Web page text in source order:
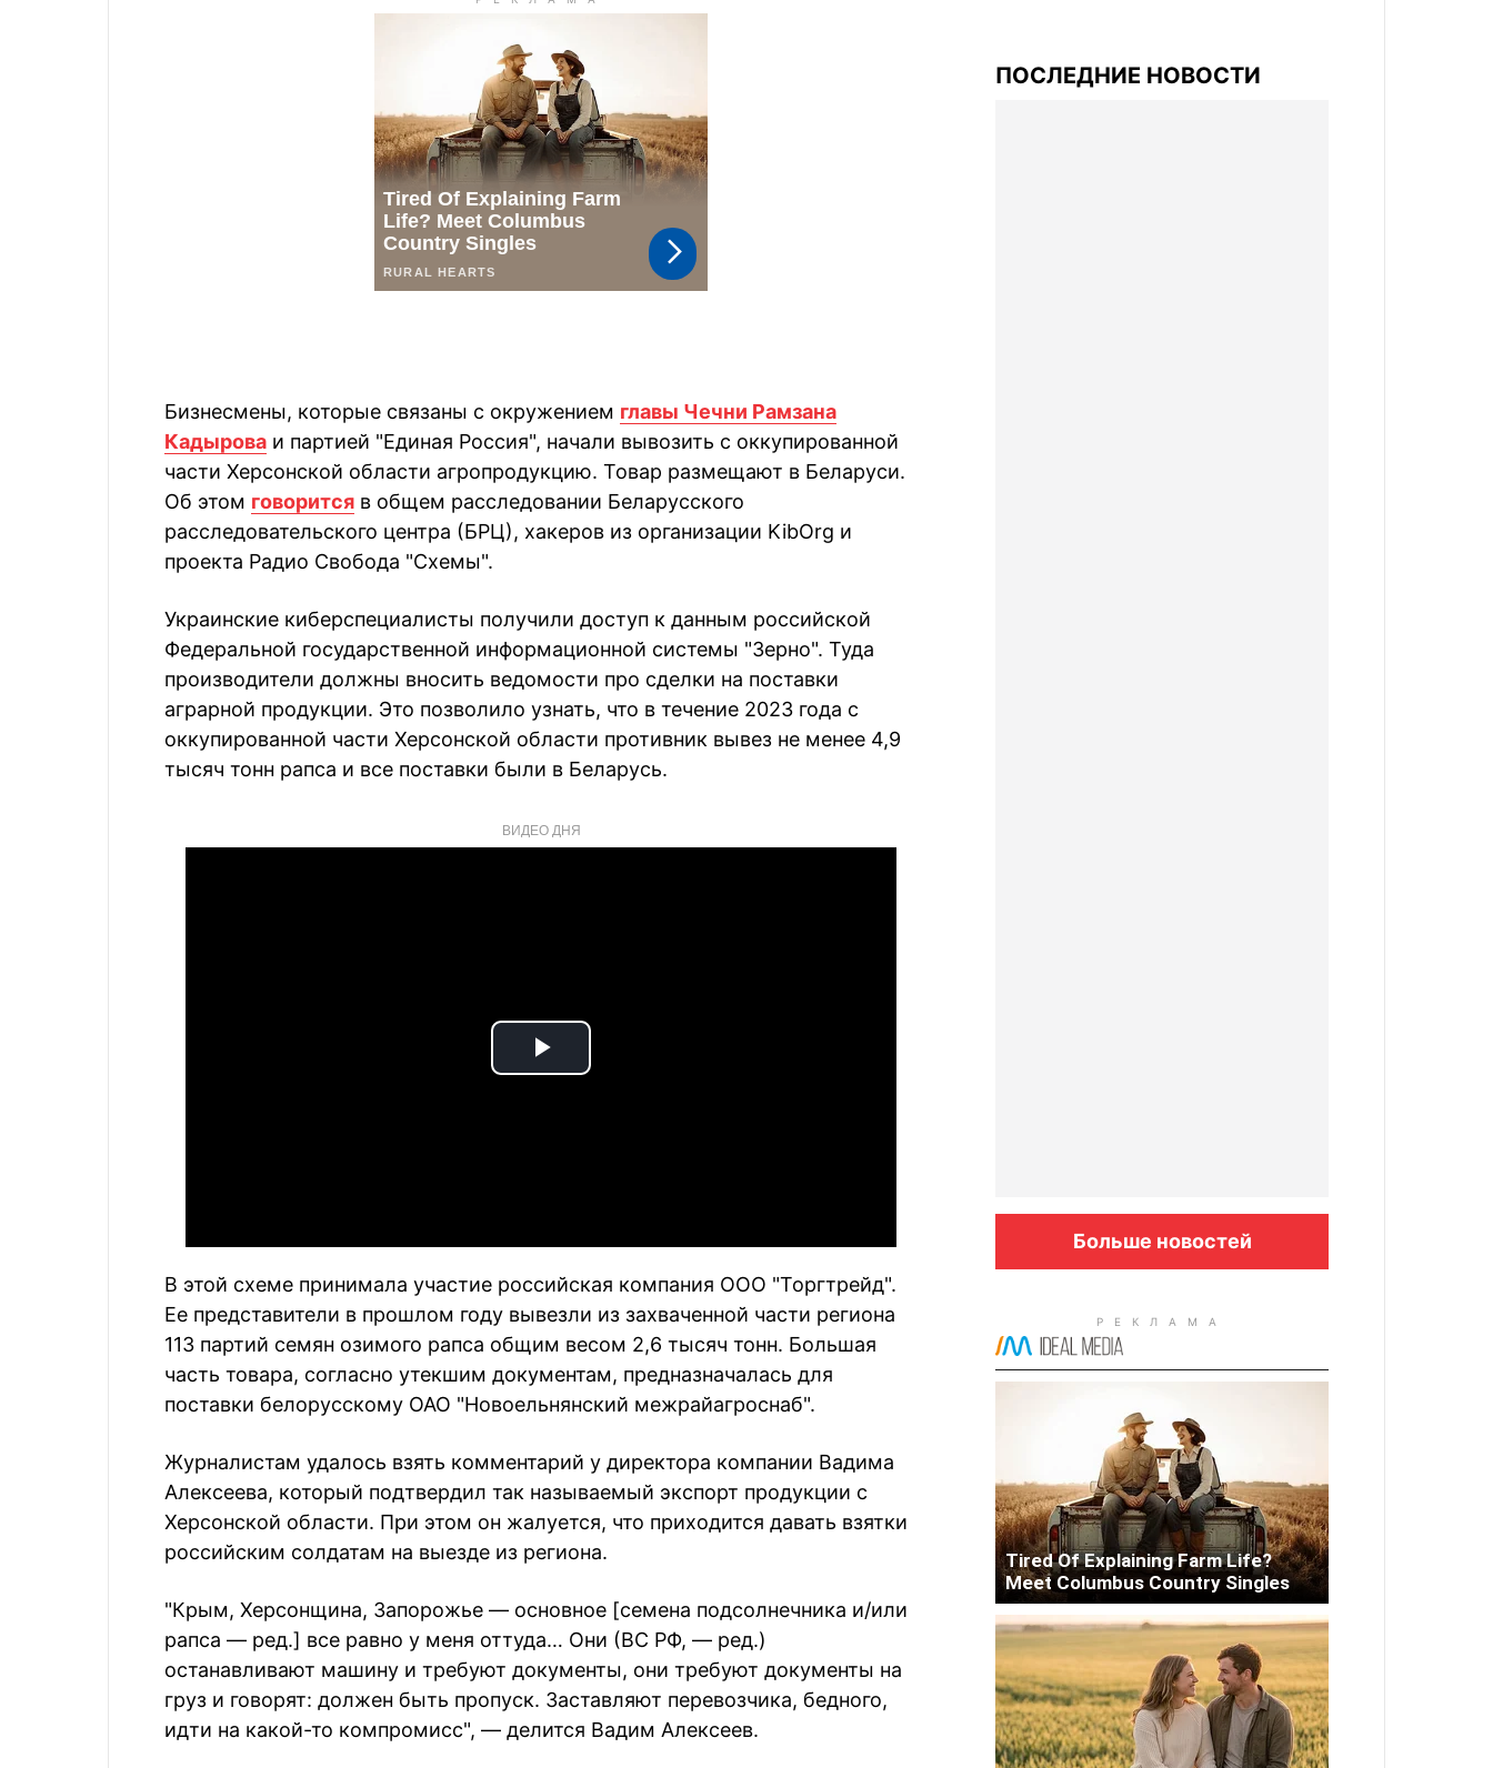
Бизнесмены, которые связаны с окружением главы Чечни Рамзана
Кадырова и партией "Единая Россия", начали вывозить с оккупированной
части Херсонской области агропродукцию. Товар размещают в Беларуси.
Об этом говорится в общем расследовании Беларусского
расследовательского центра (БРЦ), хакеров из организации KibOrg и
проекта Радио Свобода "Схемы".
Украинские киберспециалисты получили доступ к данным российской
Федеральной государственной информационной системы "Зерно". Туда
производители должны вносить ведомости про сделки на поставки
аграрной продукции. Это позволило узнать, что в течение 2023 года с
оккупированной части Херсонской области противник вывез не менее 4,9
тысяч тонн рапса и все поставки были в Беларусь.
ВИДЕО ДНЯ
Play
В этой схеме принимала участие российская компания ООО "Торгтрейд".
Ее представители в прошлом году вывезли из захваченной части региона
113 партий семян озимого рапса общим весом 2,6 тысяч тонн. Большая
часть товара, согласно утекшим документам, предназначалась для
поставки белорусскому ОАО "Новоельнянский межрайагроснаб".
Журналистам удалось взять комментарий у директора компании Вадима
Алексеева, который подтвердил так называемый экспорт продукции с
Херсонской области. При этом он жалуется, что приходится давать взятки
российским солдатам на выезде из региона.
"Крым, Херсонщина, Запорожье — основное [семена подсолнечника и/или
рапса — ред.] все равно у меня оттуда… Они (ВС РФ, — ред.)
останавливают машину и требуют документы, они требуют документы на
груз и говорят: должен быть пропуск. Заставляют перевозчика, бедного,
идти на какой-то компромисс", — делится Вадим Алексеев.
ПОСЛЕДНИЕ НОВОСТИ
Больше новостей